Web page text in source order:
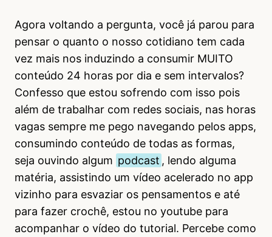
Agora voltando a pergunta, você já parou para
pensar o quanto o nosso cotidiano tem cada
vez mais nos induzindo a consumir MUITO
conteúdo 24 horas por dia e sem intervalos?
Confesso que estou sofrendo com isso pois
além de trabalhar com redes sociais, nas horas
vagas sempre me pego navegando pelos apps,
consumindo conteúdo de todas as formas,
seja ouvindo algum podcast , lendo alguma
matéria, assistindo um vídeo acelerado no app
vizinho para esvaziar os pensamentos e até
para fazer crochê, estou no youtube para
acompanhar o vídeo do tutorial. Percebe como